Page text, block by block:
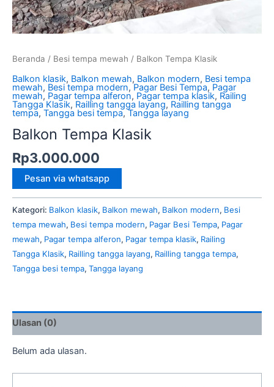
Beranda / Besi tempa mewah / Balkon Tempa Klasik
Balkon klasik, Balkon mewah, Balkon modern, Besi tempa
mewah, Besi tempa modern,Pagar Besi Tempa, Pagar
mewah, Pagar tempa alferon, Pagar tempa klasik, Railing
Tangga Klasik, Railling tangga layang, Railling tangga
tempa, Tangga besi tempa,Tangga layang
Balkon Tempa Klasik
Rp3.000.000
Pesan via whatsapp
Kategori: Balkon klasik, Balkon mewah, Balkon modern, Besi
tempa mewah, Besi tempa modern, Pagar Besi Tempa, Pagar
mewah, Pagar tempa alferon, Pagar tempa klasik, Railing
Tangga Klasik, Railling tangga layang, Railling tangga tempa,
Tangga besi tempa, Tangga layang
Ulasan (0)
Belum ada ulasan.